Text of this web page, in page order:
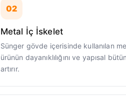
02
Metal İç İskelet
Sünger gövde içerisinde kullanılan
ürünün dayanıklılığını ve yapısal
artırır.